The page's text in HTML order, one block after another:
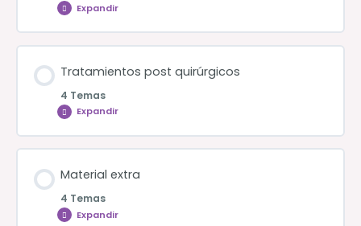
Expandir
Introducción
Tratamientos post quirúrgicos
4 Temas
Expandir
Tratamientos
quirúrgicos
Material extra
4 Temas
Expandir
Material